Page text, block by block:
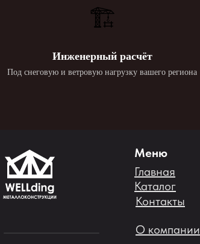
🏗️
Инженерный расчёт
Под снеговую и ветровую нагрузку вашего региона
Главная
Каталог
Контакты
О компании
Меню